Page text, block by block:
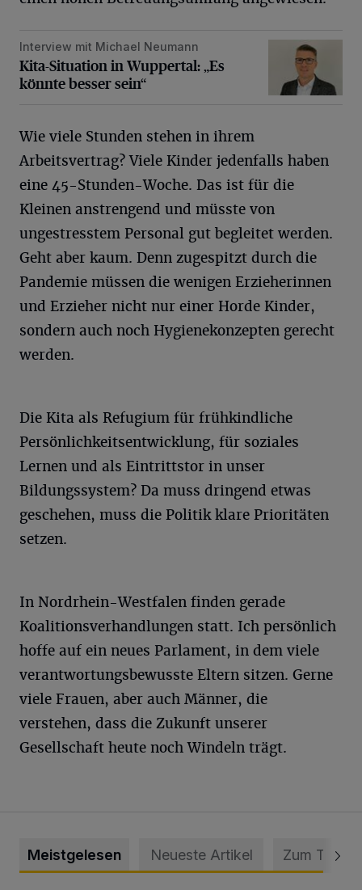
Kita-Situation in Wuppertal: „Es könnte besser sein“
Interview mit Michael Neumann
Kita-Situation in Wuppertal: „Es
könnte besser sein“
Wie viele Stunden stehen in ihrem
Arbeitsvertrag? Viele Kinder jedenfalls haben
eine 45-Stunden-Woche. Das ist für die
Kleinen anstrengend und müsste von
ungestresstem Personal gut begleitet werden.
Geht aber kaum. Denn zugespitzt durch die
Pandemie müssen die wenigen Erzieherinnen
und Erzieher nicht nur einer Horde Kinder,
sondern auch noch Hygienekonzepten gerecht
werden.
Die Kita als Refugium für frühkindliche
Persönlichkeitsentwicklung, für soziales
Lernen und als Eintrittstor in unser
Bildungssystem? Da muss dringend etwas
geschehen, muss die Politik klare Prioritäten
setzen.
In Nordrhein-Westfalen finden gerade
Koalitionsverhandlungen statt. Ich persönlich
hoffe auf ein neues Parlament, in dem viele
verantwortungsbewusste Eltern sitzen. Gerne
viele Frauen, aber auch Männer, die
verstehen, dass die Zukunft unserer
Gesellschaft heute noch Windeln trägt.
Meistgelesen Neueste Artikel Zum Thema